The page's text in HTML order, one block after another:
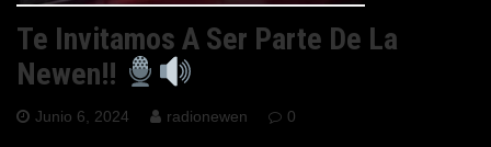
Te Invitamos A Ser Parte De La
Newen!!
Junio 6, 2024 radionewen 0